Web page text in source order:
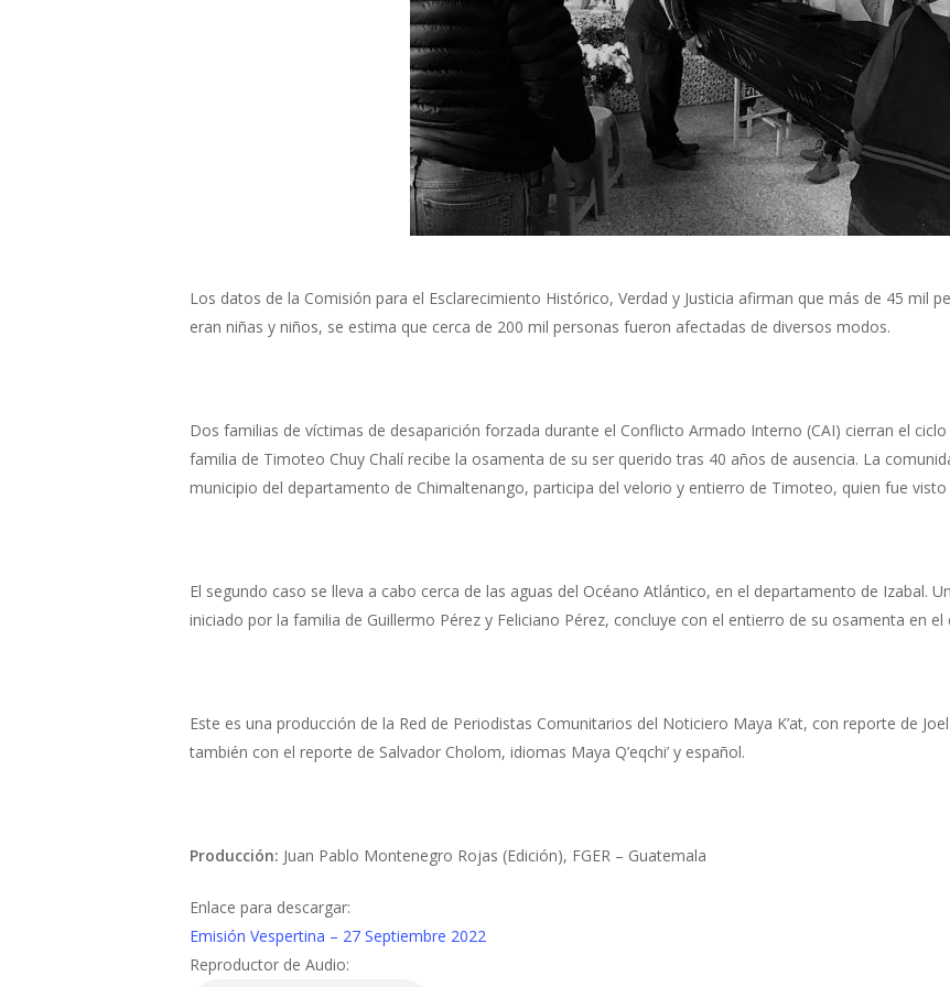
Los datos de la Comisión para el Esclarecimiento Histórico, Verdad y Justicia afirman que más de 45 mil
eran niñas y niños, se estima que cerca de 200 mil personas fueron afectadas de diversos modos.
Dos familias de víctimas de desaparición forzada durante el Conflicto Armado Interno (CAI) cierran el
familia de Timoteo Chuy Chalí recibe la osamenta de su ser querido tras 40 años de ausencia. La
municipio del departamento de Chimaltenango, participa del velorio y entierro de Timoteo, quien fue
El segundo caso se lleva a cabo cerca de las aguas del Océano Atlántico, en el departamento de Izabal.
iniciado por la familia de Guillermo Pérez y Feliciano Pérez, concluye con el entierro de su osamenta en
Este es una producción de la Red de Periodistas Comunitarios del Noticiero Maya K’at, con reporte de
también con el reporte de Salvador Cholom, idiomas Maya Q’eqchi’ y español.
Producción: Juan Pablo Montenegro Rojas (Edición), FGER – Guatemala
Enlace para descargar:
Emisión Vespertina – 27 Septiembre 2022
Reproductor de Audio: